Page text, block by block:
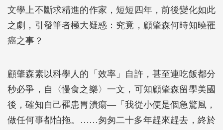
文學上不斷求精進的作家，短短四年，前後變化如此
之劇，引發筆者極大疑惑：究竟，顧肇森何時知曉罹
癌之事？
顧肇森素以科學人的「效率」自許，甚至連吃飯都分
秒必爭，自〈慢食之樂〉一文，可知顧肇森留學美國
後，確知自己罹患胃潰瘍―「我從小便是個急驚風，
做任何事都怕拖。……匆匆二十多年趕來趕去，終於